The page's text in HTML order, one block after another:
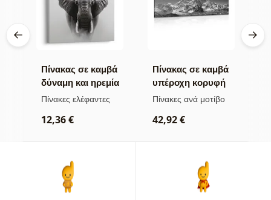
Πίνακας σε καμβά
δύναμη και ηρεμία
του ελέφαντα
Πίνακες ελέφαντες
12,36 €
Πίνακας σε καμβά
υπέροχη κορυφή
βουνού σε
εκδοχή
Πίνακες ανά μοτίβο
42,92 €